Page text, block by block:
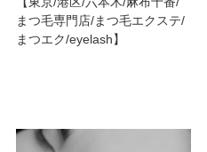
まつ毛専門店/まつ毛エクステ/
まつエク/eyelash】